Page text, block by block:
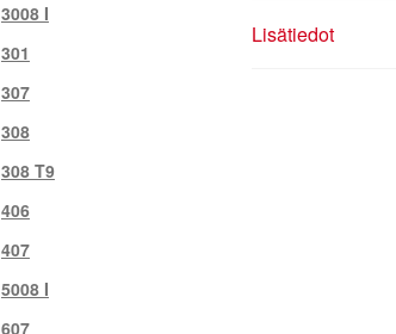
Lisätiedot
3008 I
301
307
308
308 T9
406
407
5008 I
607